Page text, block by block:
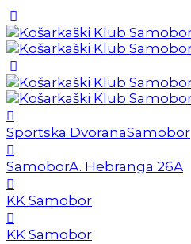
Sportska DvoranaSamobor
SamoborA. Hebranga 26A
KK Samobor
KK Samobor